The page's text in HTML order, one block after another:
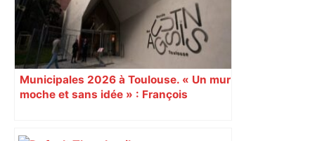
Municipales 2026 à Toulouse. « Un mur
moche et sans idée » : François